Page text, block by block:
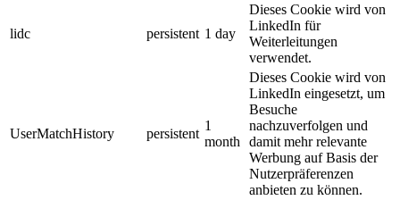
lidc persistent 1 day
Dieses Cookie wird von
LinkedIn für
Weiterleitungen
verwendet.
UserMatchHistory persistent
1
month
Dieses Cookie wird von
LinkedIn eingesetzt, um
Besuche
nachzuverfolgen und
damit mehr relevante
Werbung auf Basis der
Nutzerpräferenzen
anbieten zu können.